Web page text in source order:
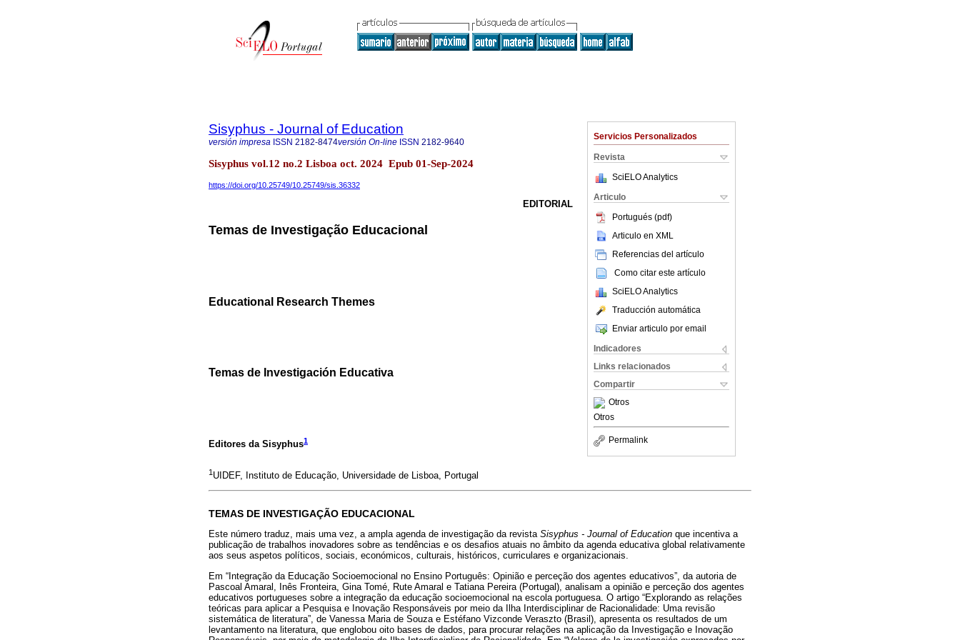
Servicios Personalizados
Revista
SciELO Analytics
Articulo
Portugués (pdf)
Articulo en XML
Referencias del artículo
Como citar este artículo
SciELO Analytics
Traducción automática
Enviar articulo por email
Indicadores
Links relacionados
Compartir
Otros
Otros
Permalink
Sisyphus - Journal of Education
versión impresa ISSN 2182-8474versión On-line ISSN 2182-9640
Sisyphus vol.12 no.2 Lisboa oct. 2024 Epub 01-Sep-2024
https://doi.org/10.25749/10.25749/sis.36332
EDITORIAL
Temas de Investigação Educacional
Educational Research Themes
Temas de Investigación Educativa
Editores da Sisyphus1
1 UIDEF, Instituto de Educação, Universidade de Lisboa, Portugal
TEMAS DE INVESTIGAÇÃO EDUCACIONAL
Este número traduz, mais uma vez, a ampla agenda de investigação da revista Sisyphus - Journal of Education que incentiva a
publicação de trabalhos inovadores sobre as tendências e os desafios atuais no âmbito da agenda educativa global relativamente
aos seus aspetos políticos, sociais, económicos, culturais, históricos, curriculares e organizacionais.
Em “Integração da Educação Socioemocional no Ensino Português: Opinião e perceção dos agentes educativos”, da autoria de
Pascoal Amaral, Inês Fronteira, Gina Tomé, Rute Amaral e Tatiana Pereira (Portugal), analisam a opinião e perceção dos agentes
educativos portugueses sobre a integração da educação socioemocional na escola portuguesa. O artigo “Explorando as relações
teóricas para aplicar a Pesquisa e Inovação Responsáveis por meio da Ilha Interdisciplinar de Racionalidade: Uma revisão
sistemática de literatura”, de Vanessa Maria de Souza e Estéfano Vizconde Veraszto (Brasil), apresenta os resultados de um
levantamento na literatura, que englobou oito bases de dados, para procurar relações na aplicação da Investigação e Inovação